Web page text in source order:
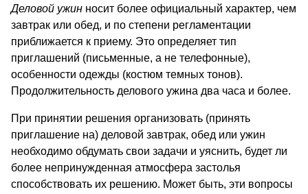
Деловой ужин носит более официальный характер, чем
завтрак или обед, и по степени регламентации
приближается к приему. Это определяет тип
приглашений (письменные, а не телефонные),
особенности одежды (костюм темных тонов).
Продолжительность делового ужина два часа и более.
При принятии решения организовать (принять
приглашение на) деловой завтрак, обед или ужин
необходимо обдумать свои задачи и уяснить, будет ли
более непринужденная атмосфера застолья
способствовать их решению. Может быть, эти вопросы